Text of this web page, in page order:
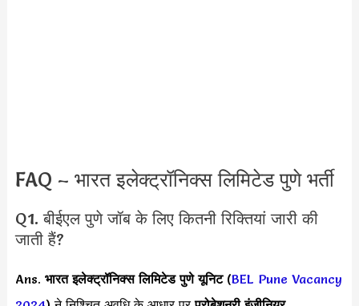
FAQ – भारत इलेक्ट्रॉनिक्स लिमिटेड पुणे भर्ती
Q1. बीईएल पुणे जॉब के लिए कितनी रिक्तियां जारी की
जाती हैं?
Ans. भारत इलेक्ट्रॉनिक्स लिमिटेड पुणे यूनिट (BEL Pune Vacancy